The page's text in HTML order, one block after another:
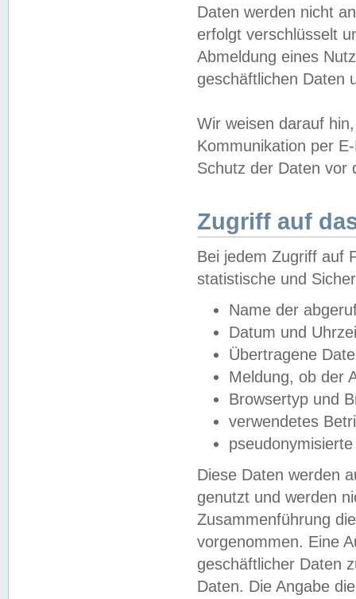
Daten werden nicht
erfolgt verschlüsselt
Abmeldung eines
geschäftlichen Daten
Wir weisen darauf
Kommunikation per
Schutz der Daten vor
Zugriff auf
Bei jedem Zugriff auf
statistische und
Name der
Datum und
Übertragene
Meldung, ob der
Browsertyp und
verwendetes
Diese Daten werden
genutzt und werden
Zusammenführung
vorgenommen. Eine
geschäftlicher Daten
Daten. Die Angabe